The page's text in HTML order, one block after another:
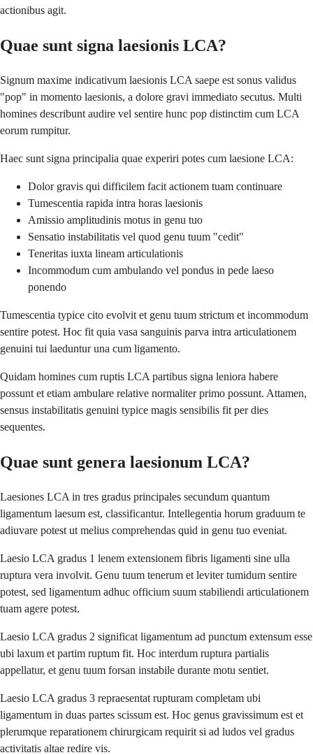
actionibus agit.
Quae sunt signa laesionis LCA?
Signum maxime indicativum laesionis LCA saepe est sonus validus
"pop" in momento laesionis, a dolore gravi immediato secutus. Multi
homines describunt audire vel sentire hunc pop distinctim cum LCA
eorum rumpitur.
Haec sunt signa principalia quae experiri potes cum laesione LCA:
Dolor gravis qui difficilem facit actionem tuam continuare
Tumescentia rapida intra horas laesionis
Amissio amplitudinis motus in genu tuo
Sensatio instabilitatis vel quod genu tuum "cedit"
Teneritas iuxta lineam articulationis
Incommodum cum ambulando vel pondus in pede laeso
ponendo
Tumescentia typice cito evolvit et genu tuum strictum et incommodum
sentire potest. Hoc fit quia vasa sanguinis parva intra articulationem
genuini tui laeduntur una cum ligamento.
Quidam homines cum ruptis LCA partibus signa leniora habere
possunt et etiam ambulare relative normaliter primo possunt. Attamen,
sensus instabilitatis genuini typice magis sensibilis fit per dies
sequentes.
Quae sunt genera laesionum LCA?
Laesiones LCA in tres gradus principales secundum quantum
ligamentum laesum est, classificantur. Intellegentia horum graduum te
adiuvare potest ut melius comprehendas quid in genu tuo eveniat.
Laesio LCA gradus 1 lenem extensionem fibris ligamenti sine ulla
ruptura vera involvit. Genu tuum tenerum et leviter tumidum sentire
potest, sed ligamentum adhuc officium suum stabiliendi articulationem
tuam agere potest.
Laesio LCA gradus 2 significat ligamentum ad punctum extensum esse
ubi laxum et partim ruptum fit. Hoc interdum ruptura partialis
appellatur, et genu tuum forsan instabile durante motu sentiet.
Laesio LCA gradus 3 repraesentat rupturam completam ubi
ligamentum in duas partes scissum est. Hoc genus gravissimum est et
plerumque reparationem chirurgicam requirit si ad ludos vel gradus
activitatis altae redire vis.